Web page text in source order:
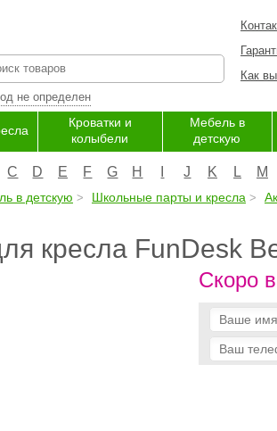
не определен
Как
Кроватки и
колыбели
Мебель в
детскую
C D E F G H J K L M
в детскую Школьные парты и кресла
кресла FunDesk
Скоро